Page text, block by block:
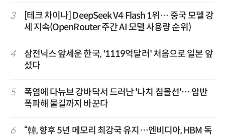
3
[테크 차이나] DeepSeek V4 Flash 1위… 중국 모델 강
세 지속(OpenRouter 주간 AI 모델 사용량 순위)
4
삼전닉스 앞세운 한국, '1119억달러' 처음으로 일본 앞
섰다
5
폭염에 다뉴브 강바닥서 드러난 '나치 침몰선'… 암반
폭파해 물길까지 바꾼다
6
“韓, 향후 5년 메모리 최강국 유지…엔비디아, HBM 독